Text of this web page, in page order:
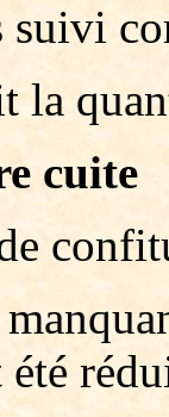
suivi
la
cuite